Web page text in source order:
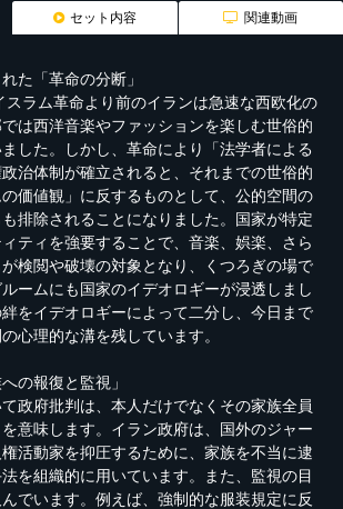
セット内容 関連動画
た「革命の分断」
スラム革命より前のイランは急速な西欧化の
は西洋音楽やファッションを楽しむ世俗的
した。しかし、革命により「法学者による
治体制が確立されると、それまでの世俗的
価値観」に反するものとして、公的空間の
排除されることになりました。国家が特定
ティを強要することで、音楽、娯楽、さら
検閲や破壊の対象となり、くつろぎの場で
ームにも国家のイデオロギーが浸透しまし
をイデオロギーによって二分し、今日まで
心理的な溝を残しています。
の報復と監視」
政府批判は、本人だけでなくその家族全員
意味します。イラン政府は、国外のジャー
活動家を抑圧するために、家族を不当に逮
を組織的に用いています。また、監視の目
でいます。例えば、強制的な服装規定に反